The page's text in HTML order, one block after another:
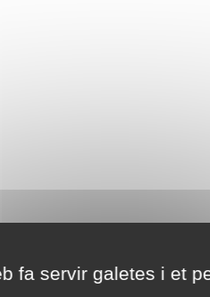
fa servir galetes i et